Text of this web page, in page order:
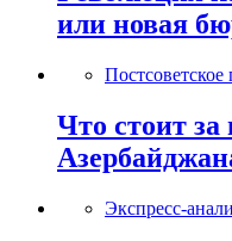
или новая
Постсоветское
Что стоит
Экспресс-